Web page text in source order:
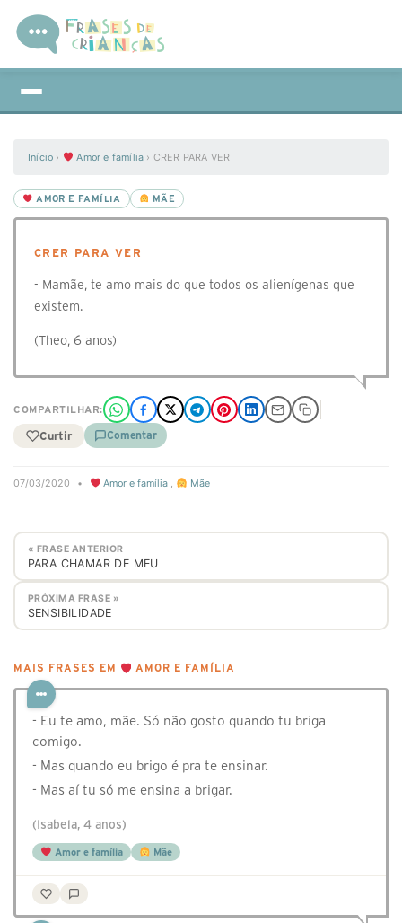
Início › Amor e família › CRER PARA VER
AMOR E FAMÍLIA MÃE
CRER PARA VER
- Mamãe, te amo mais do que todos os alienígenas que
existem.
(Theo, 6 anos)
COMPARTILHAR:
Curtir Comentar
07/03/2020 • Amor e família , Mãe
« FRASE ANTERIOR
PARA CHAMAR DE MEU
PRÓXIMA FRASE »
SENSIBILIDADE
MAIS FRASES EM AMOR E FAMÍLIA
- Eu te amo, mãe. Só não gosto quando tu briga
comigo.
- Mas quando eu brigo é pra te ensinar.
- Mas aí tu só me ensina a brigar.
(Isabela, 4 anos)
Amor e família Mãe